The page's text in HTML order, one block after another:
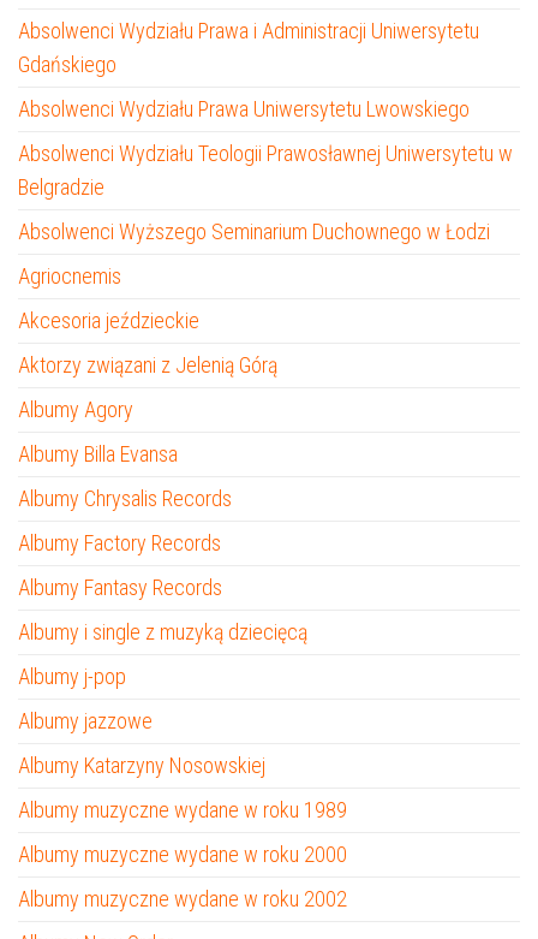
Absolwenci Wydziału Prawa i Administracji Uniwersytetu
Gdańskiego
Absolwenci Wydziału Prawa Uniwersytetu Lwowskiego
Absolwenci Wydziału Teologii Prawosławnej Uniwersytetu w
Belgradzie
Absolwenci Wyższego Seminarium Duchownego w Łodzi
Agriocnemis
Akcesoria jeździeckie
Aktorzy związani z Jelenią Górą
Albumy Agory
Albumy Billa Evansa
Albumy Chrysalis Records
Albumy Factory Records
Albumy Fantasy Records
Albumy i single z muzyką dziecięcą
Albumy j-pop
Albumy jazzowe
Albumy Katarzyny Nosowskiej
Albumy muzyczne wydane w roku 1989
Albumy muzyczne wydane w roku 2000
Albumy muzyczne wydane w roku 2002